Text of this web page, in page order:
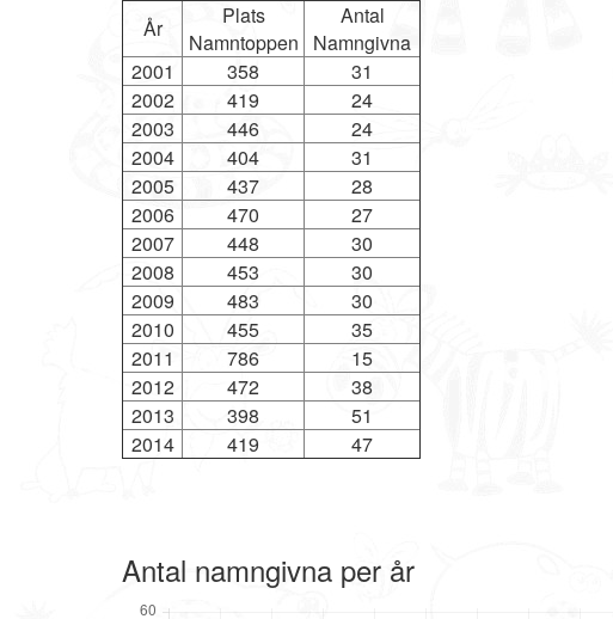
År
Plats
Namntoppen
Antal
Namngivna
2001
358
31
2002
419
24
2003
446
24
2004
404
31
2005
437
28
2006
470
27
2007
448
30
2008
453
30
2009
483
30
2010
455
35
2011
786
15
2012
472
38
2013
398
51
2014
419 47
Antal namngivna per år